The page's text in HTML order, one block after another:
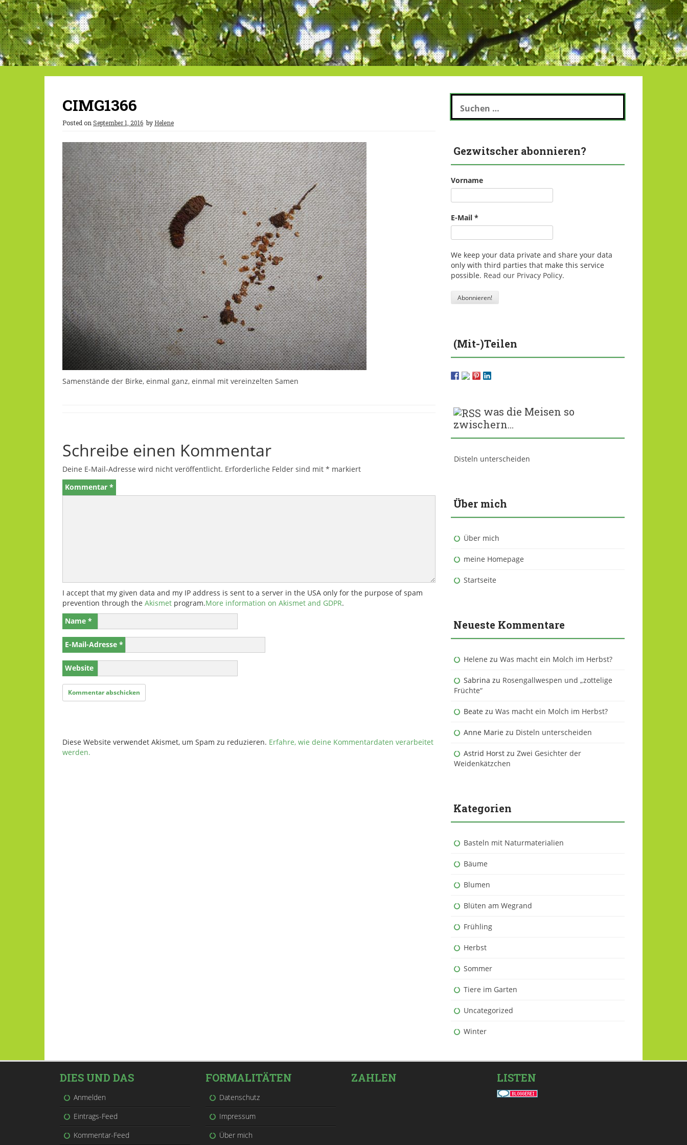
CIMG1366
Posted on September 1, 2016 by Helene
Samenstände der Birke, einmal ganz, einmal mit vereinzelten Samen
Schreibe einen Kommentar
Deine E-Mail-Adresse wird nicht veröffentlicht. Erforderliche Felder sind mit * markiert
Kommentar *
I accept that my given data and my IP address is sent to a server in the USA only for the purpose of spam
prevention through the Akismet program.More information on Akismet and GDPR.
Name *
E-Mail-Adresse *
Website
Diese Website verwendet Akismet, um Spam zu reduzieren. Erfahre, wie deine Kommentardaten verarbeitet
werden.
Suchen
nach:
Gezwitscher abonnieren?
Vorname
E-Mail *
We keep your data private and share your data
only with third parties that make this service
possible. Read our Privacy Policy.
(Mit-)Teilen
was die Meisen so
zwischern…
Disteln unterscheiden
Über mich
Über mich
meine Homepage
Startseite
Neueste Kommentare
Helene zu Was macht ein Molch im Herbst?
Sabrina zu Rosengallwespen und „zottelige
Früchte“
Beate zu Was macht ein Molch im Herbst?
Anne Marie zu Disteln unterscheiden
Astrid Horst zu Zwei Gesichter der
Weidenkätzchen
Kategorien
Basteln mit Naturmaterialien
Bäume
Blumen
Blüten am Wegrand
Frühling
Herbst
Sommer
Tiere im Garten
Uncategorized
Winter
DIES UND DAS
Anmelden
Eintrags-Feed
Kommentar-Feed
FORMALITÄTEN
Datenschutz
Impressum
Über mich
ZAHLEN LISTEN